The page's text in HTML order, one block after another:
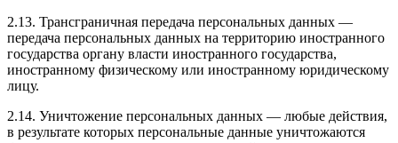
2.13. Трансграничная передача персональных данных —
передача персональных данных на территорию иностранного
государства органу власти иностранного государства,
иностранному физическому или иностранному юридическому
лицу.
2.14. Уничтожение персональных данных — любые действия,
в результате которых персональные данные уничтожаются